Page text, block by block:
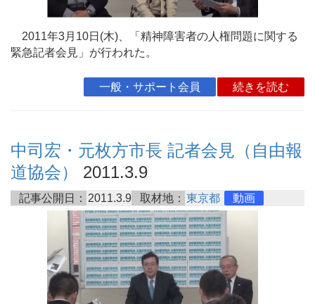
2011年3月10日(木)、「精神障害者の人権問題に関する
緊急記者会見」が行われた。
一般・サポート会員 続きを読む
中司宏・元枚方市長 記者会見（自由報
道協会）
2011.3.9
記事公開日： 2011.3.9 取材地： 東京都 動画